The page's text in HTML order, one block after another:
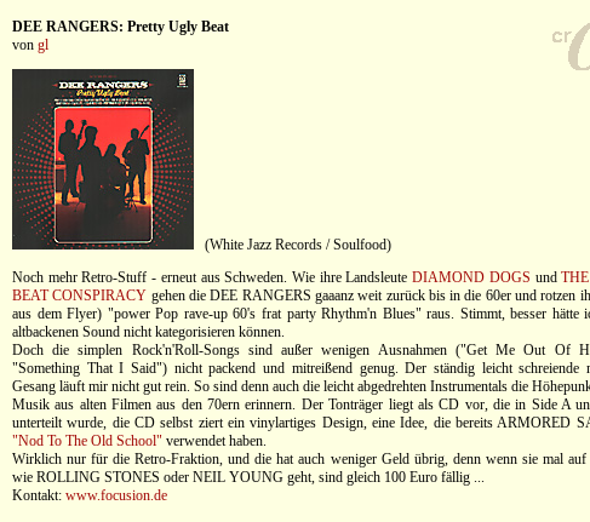
DEE RANGERS: Pretty Ugly Beat
von gl
(White Jazz Records / Soulfood)
Noch mehr Retro-Stuff - erneut aus Schweden. Wie ihre LandsleuteDIAMOND DOGS und
BEAT CONSPIRACY gehen die DEE RANGERS gaaanz weit zurück bis in die 60er und rotzen
aus dem Flyer) "power Pop rave-up 60's frat party Rhythm'n Blues" raus. Stimmt, besser hätte
altbackenen Sound nicht kategorisieren können.
Doch die simplen Rock'n'Roll-Songs sind außer wenigen Ausnahmen ("Get Me Out Of
"Something That I Said") nicht packend und mitreißend genug. Der ständig leicht schreiende
Gesang läuft mir nicht gut rein. So sind denn auch die leicht abgedrehten Instrumentals die
Musik aus alten Filmen aus den 70ern erinnern. Der Tonträger liegt als CD vor, die in Side A
unterteilt wurde, die CD selbst ziert ein vinylartiges Design, eine Idee, die bereits ARMORED
"Nod To The Old School" verwendet haben.
Wirklich nur für die Retro-Fraktion, und die hat auch weniger Geld übrig, denn wenn sie mal auf
wie ROLLING STONES oder NEIL YOUNG geht, sind gleich 100 Euro fällig ...
Kontakt: www.focusion.de